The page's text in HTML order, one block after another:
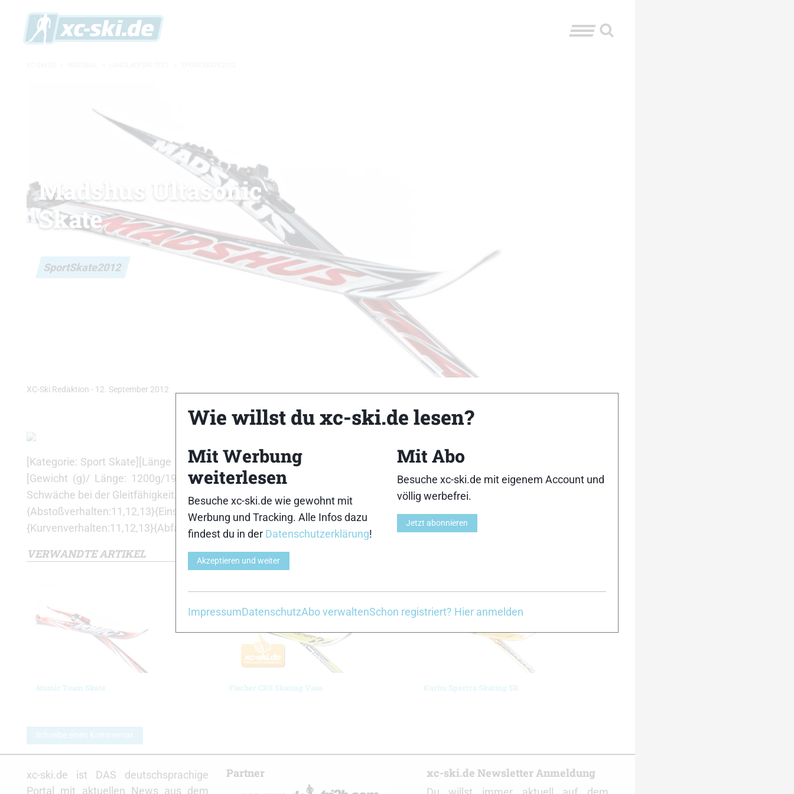
SportSkate2012
Madshus Ultasonic
Skate
XC-Ski Redaktion - 12. September 2012
[Kategorie: Sport Skate][Länge (cm): 190][Lieferbare Längen (cm): 170-175-180-185-190-195][Breite v/m/h (mm): 44-42-43]
[Gewicht (g)/ Länge: 1200g/190cm][Empf. VK (Euro): 199,95][Charakteristik: Durchweg gut bewerteter Ski mit kleinerer
Schwäche bei der Gleitfähigkeit. Eher geringe Anforderung an Technik, eher mittlere Anforderung an Kraft.]
{Abstoßverhalten:11,12,13}{Einschubverhalten:10,11,12,13}{Gleitfähigkeit:9,11,10,12,13}{Führung:11,12,13}{Handling:11,12}
{Kurvenverhalten:11,12,13}{Abfahrtsverhalten:10,12,11,13}
VERWANDTE ARTIKEL
Atomic Team Skate Fischer CRS Skating Vasa Karhu Spectra Skating SR
Schreibe einen Kommentar
xc-ski.de ist DAS deutschsprachige
Portal mit aktuellen News aus dem
Partner xc-ski.de Newsletter Anmeldung
Wie willst du xc-ski.de lesen?
Mit Werbung
weiterlesen
Besuche xc-ski.de wie gewohnt mit
Werbung und Tracking. Alle Infos dazu
findest du in der Datenschutzerklärung!
Akzeptieren und weiter
Mit Abo
Besuche xc-ski.de mit eigenem Account und
völlig werbefrei.
Jetzt abonnieren
ImpressumDatenschutzAbo verwaltenSchon registriert? Hier anmelden